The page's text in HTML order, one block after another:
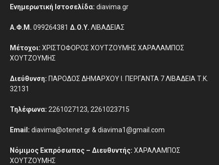
Ενημερωτική Ιστοσελίδα: diavima.gr
Α.Φ.Μ. 099264381 Δ.Ο.Υ. ΛΙΒΑΔΕΙΑΣ
Μέτοχοι: ΧΡΙΣΤΟΦΟΡΟΣ ΧΟΥΤΖΟΥΜΗΣ ΧΑΡΑΛΑΜΠΟΣ
ΧΟΥΤΖΟΥΜΗΣ
Διεύθυνση: ΠΑΡΟΔΟΣ ΔΗΜΑΡΧΟΥ Ι. ΠΕΡΓΑΝΤΑ 7 ΛΙΒΑΔΕΙΑ Τ.Κ.
32131
Τηλέφωνα: 2261027123, 2261023715
Email: diavima@otenet.gr & diavima1@gmail.com
Νόμιμος Εκπρόσωπος – Διευθυντής: ΧΑΡΑΛΑΜΠΟΣ
ΧΟΥΤΖΟΥΜΗΣ